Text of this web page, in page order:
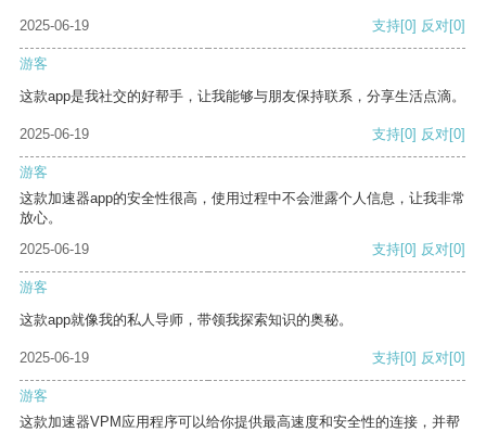
2025-06-19 支持[0] 反对[0]
游客
这款app是我社交的好帮手，让我能够与朋友保持联系，分享生活点滴。
2025-06-19 支持[0] 反对[0]
游客
这款加速器app的安全性很高，使用过程中不会泄露个人信息，让我非常
放心。
2025-06-19
支持[0] 反对[0]
游客
这款app就像我的私人导师，带领我探索知识的奥秘。
2025-06-19 支持[0] 反对[0]
游客
这款加速器VPM应用程序可以给你提供最高速度和安全性的连接，并帮